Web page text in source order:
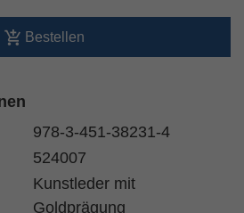
Bestellen
978-3-451-38231-4
524007
Kunstleder mit
Goldprägung